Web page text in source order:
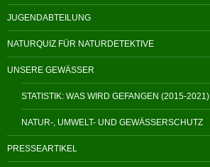
JUGENDABTEILUNG
NATURQUIZ FÜR NATURDETEKTIVE
UNSERE GEWÄSSER
STATISTIK: WAS WIRD GEFANGEN (2015-2021)
NATUR-, UMWELT- UND GEWÄSSERSCHUTZ
PRESSEARTIKEL